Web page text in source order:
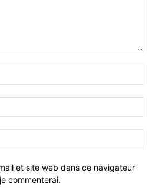
et site web dans ce navigateur
commenterai.